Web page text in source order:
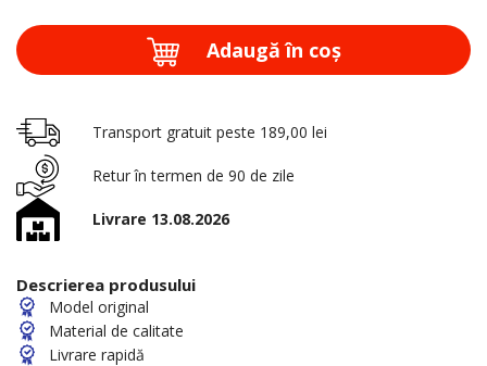
Adaugă în coş
Transport gratuit peste 189,00 lei
Retur în termen de 90 de zile
Livrare 13.08.2026
Descrierea produsului
Model original
Material de calitate
Livrare rapidă